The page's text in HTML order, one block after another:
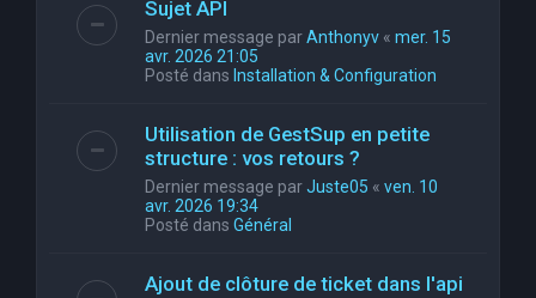
Sujet API
Dernier message parAnthonyv « mer. 15
avr. 2026 21:05
Posté dans Installation & Configuration
Utilisation de GestSup en petite
structure : vos retours ?
Dernier message parJuste05 « ven. 10
avr. 2026 19:34
Posté dans Général
Ajout de clôture de ticket dans l'api